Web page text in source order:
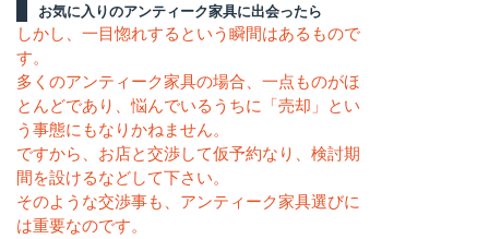
お気に入りのアンティーク家具に出会ったら
しかし、一目惚れするという瞬間はあるもので
す。
多くのアンティーク家具の場合、一点ものがほ
とんどであり、悩んでいるうちに「売却」とい
う事態にもなりかねません。
ですから、お店と交渉して仮予約なり、検討期
間を設けるなどして下さい。
そのような交渉事も、アンティーク家具選びに
は重要なのです。